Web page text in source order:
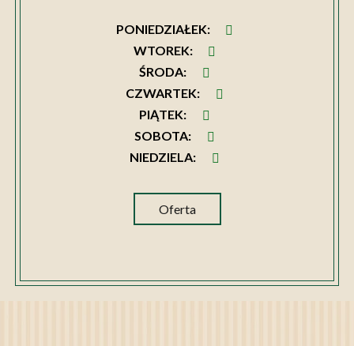
PONIEDZIAŁEK:
WTOREK:
ŚRODA:
CZWARTEK:
PIĄTEK:
SOBOTA:
NIEDZIELA:
Oferta